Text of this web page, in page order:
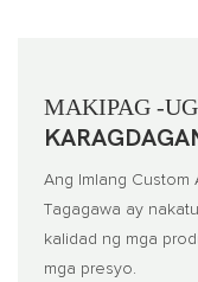
MAKIPAG -
Ang Imlang Custom
Tagagawa ay
kalidad ng mga
mga presyo.